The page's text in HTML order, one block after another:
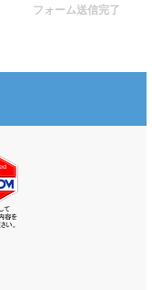
フォーム送信完了